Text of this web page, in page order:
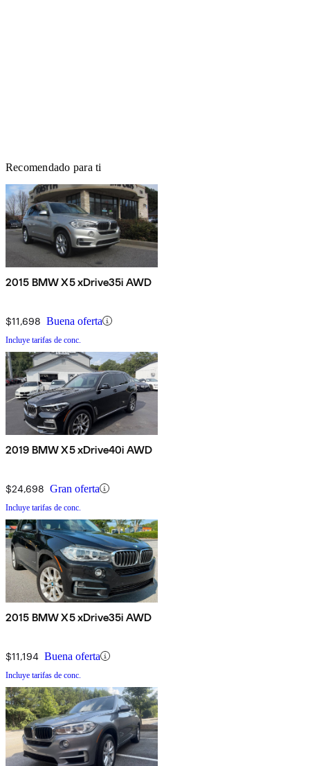
Recomendado para ti
2015 BMW X5 xDrive35i AWD
$11,698 Buena oferta
Incluye tarifas de conc.
2019 BMW X5 xDrive40i AWD
$24,698 Gran oferta
Incluye tarifas de conc.
2015 BMW X5 xDrive35i AWD
$11,194 Buena oferta
Incluye tarifas de conc.